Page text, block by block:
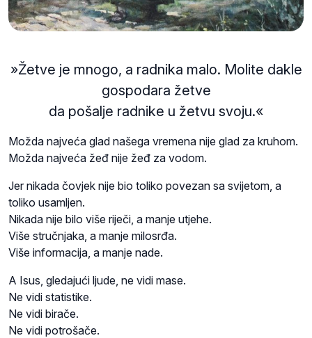
»Žetve je mnogo, a radnika malo. Molite dakle
gospodara žetve
da pošalje radnike u žetvu svoju.«
Možda najveća glad našega vremena nije glad za kruhom.
Možda najveća žeđ nije žeđ za vodom.
Jer nikada čovjek nije bio toliko povezan sa svijetom, a
toliko usamljen.
Nikada nije bilo više riječi, a manje utjehe.
Više stručnjaka, a manje milosrđa.
Više informacija, a manje nade.
A Isus, gledajući ljude, ne vidi mase.
Ne vidi statistike.
Ne vidi birače.
Ne vidi potrošače.